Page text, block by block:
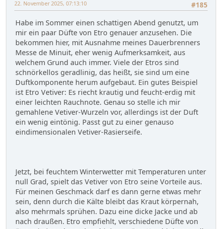
#185
22. November 2025, 07:13:10
Habe im Sommer einen schattigen Abend genutzt, um
mir ein paar Düfte von Etro genauer anzusehen. Die
bekommen hier, mit Ausnahme meines Dauerbrenners
Messe de Minuit, eher wenig Aufmerksamkeit, aus
welchem Grund auch immer. Viele der Etros sind
schnörkellos geradlinig, das heißt, sie sind um eine
Duftkomponente herum aufgebaut. Ein gutes Beispiel
ist Etro Vetiver: Es riecht krautig und feucht-erdig mit
einer leichten Rauchnote. Genau so stelle ich mir
gemahlene Vetiver-Wurzeln vor, allerdings ist der Duft
ein wenig eintönig. Passt gut zu einer genauso
eindimensionalen Vetiver-Rasierseife.
Jetzt, bei feuchtem Winterwetter mit Temperaturen unter
null Grad, spielt das Vetiver von Etro seine Vorteile aus.
Für meinen Geschmack darf es dann gerne etwas mehr
sein, denn durch die Kälte bleibt das Kraut körpernah,
also mehrmals sprühen. Dazu eine dicke Jacke und ab
nach draußen. Etro empfiehlt, verschiedene Düfte von